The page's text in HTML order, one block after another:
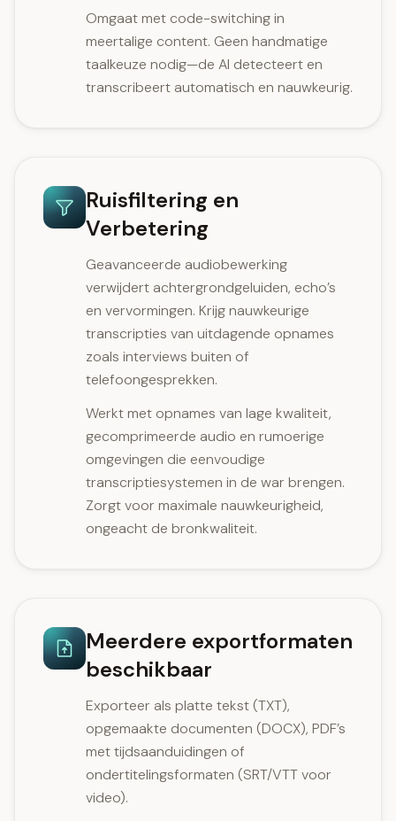
Omgaat met code-switching in
meertalige content. Geen handmatige
taalkeuze nodig—de AI detecteert en
transcribeert automatisch en nauwkeurig.
Ruisfiltering en
Verbetering
Geavanceerde audiobewerking
verwijdert achtergrondgeluiden, echo’s
en vervormingen. Krijg nauwkeurige
transcripties van uitdagende opnames
zoals interviews buiten of
telefoongesprekken.
Werkt met opnames van lage kwaliteit,
gecomprimeerde audio en rumoerige
omgevingen die eenvoudige
transcriptiesystemen in de war brengen.
Zorgt voor maximale nauwkeurigheid,
ongeacht de bronkwaliteit.
Meerdere exportformaten
beschikbaar
Exporteer als platte tekst (TXT),
opgemaakte documenten (DOCX), PDF’s
met tijdsaanduidingen of
ondertitelingsformaten (SRT/VTT voor
video).